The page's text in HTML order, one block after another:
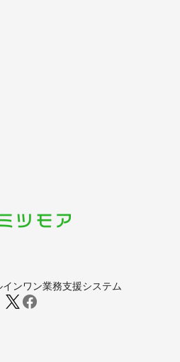
ンワン業務支援システム